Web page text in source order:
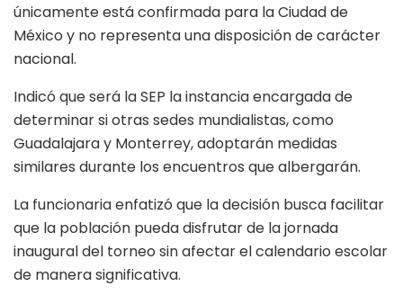
únicamente está confirmada para la Ciudad de
México y no representa una disposición de carácter
nacional.
Indicó que será la SEP la instancia encargada de
determinar si otras sedes mundialistas, como
Guadalajara y Monterrey, adoptarán medidas
similares durante los encuentros que albergarán.
La funcionaria enfatizó que la decisión busca facilitar
que la población pueda disfrutar de la jornada
inaugural del torneo sin afectar el calendario escolar
de manera significativa.